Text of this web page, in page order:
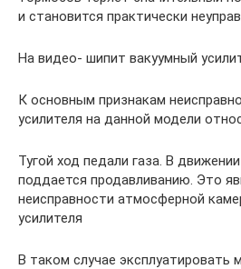
и становится практически
На видео- шипит вакуумный
К основным признакам
усилителя на данной модели
Тугой ход педали газа. В
поддается продавливанию. Это
неисправности атмосферной
усилителя
В таком случае эксплуатировать